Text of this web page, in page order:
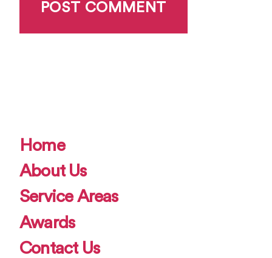
Home
About Us
Service Areas
Awards
Contact Us